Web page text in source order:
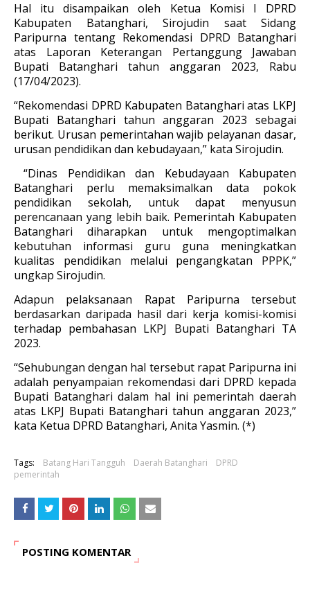
Hal itu disampaikan oleh Ketua Komisi I DPRD
Kabupaten Batanghari, Sirojudin saat Sidang
Paripurna tentang Rekomendasi DPRD Batanghari
atas Laporan Keterangan Pertanggung Jawaban
Bupati Batanghari tahun anggaran 2023, Rabu
(17/04/2023).
“Rekomendasi DPRD Kabupaten Batanghari atas LKPJ
Bupati Batanghari tahun anggaran 2023 sebagai
berikut. Urusan pemerintahan wajib pelayanan dasar,
urusan pendidikan dan kebudayaan,” kata Sirojudin.
“Dinas Pendidikan dan Kebudayaan Kabupaten
Batanghari perlu memaksimalkan data pokok
pendidikan sekolah, untuk dapat menyusun
perencanaan yang lebih baik. Pemerintah Kabupaten
Batanghari diharapkan untuk mengoptimalkan
kebutuhan informasi guru guna meningkatkan
kualitas pendidikan melalui pengangkatan PPPK,”
ungkap Sirojudin.
Adapun pelaksanaan Rapat Paripurna tersebut
berdasarkan daripada hasil dari kerja komisi-komisi
terhadap pembahasan LKPJ Bupati Batanghari TA
2023.
“Sehubungan dengan hal tersebut rapat Paripurna ini
adalah penyampaian rekomendasi dari DPRD kepada
Bupati Batanghari dalam hal ini pemerintah daerah
atas LKPJ Bupati Batanghari tahun anggaran 2023,”
kata Ketua DPRD Batanghari, Anita Yasmin. (*)
Tags: Batang Hari Tangguh Daerah Batanghari
DPRD
pemerintah
POSTING KOMENTAR